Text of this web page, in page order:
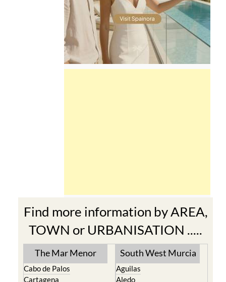
Cartagena
Islas Menores and Mar
de Cristal
La Manga Club
La Manga del Mar Menor
La Puebla
Aledo
Alhama de Murcia
Bolnuevo
Camposol
Condado de Alhama
Fuente Alamo
Hacienda del Alamo Golf